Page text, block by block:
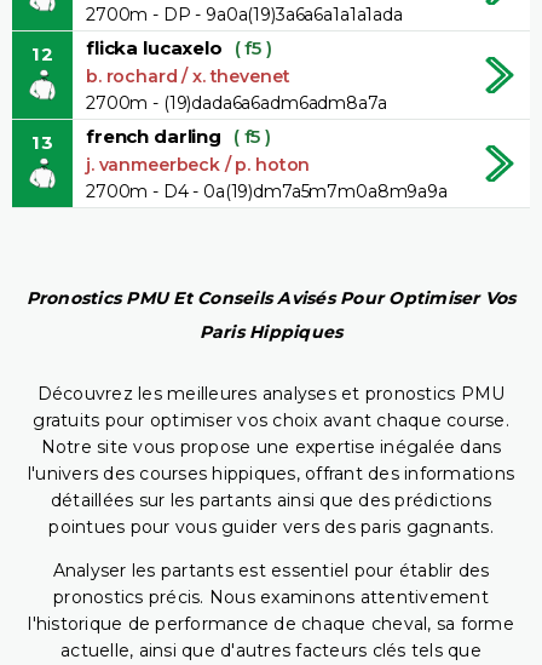
2700m - DP - 9a0a(19)3a6a6a1a1a1ada
12 flicka lucaxelo ( f5 )
b. rochard / x. thevenet
2700m - (19)dada6a6adm6adm8a7a
13 french darling ( f5 )
j. vanmeerbeck / p. hoton
2700m - D4 - 0a(19)dm7a5m7m0a8m9a9a
Pronostics PMU Et Conseils Avisés Pour Optimiser Vos
Paris Hippiques
Découvrez les meilleures analyses et pronostics PMU
gratuits pour optimiser vos choix avant chaque course.
Notre site vous propose une expertise inégalée dans
l'univers des courses hippiques, offrant des informations
détaillées sur les partants ainsi que des prédictions
pointues pour vous guider vers des paris gagnants.
Analyser les partants est essentiel pour établir des
pronostics précis. Nous examinons attentivement
l'historique de performance de chaque cheval, sa forme
actuelle, ainsi que d'autres facteurs clés tels que